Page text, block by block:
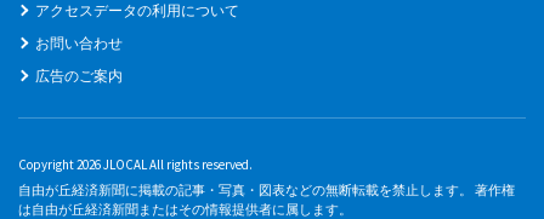
アクセスデータの利用について
お問い合わせ
広告のご案内
Copyright 2026 JLOCAL All rights reserved.
自由が丘経済新聞に掲載の記事・写真・図表などの無断転載を禁止します。 著作権
は自由が丘経済新聞またはその情報提供者に属します。